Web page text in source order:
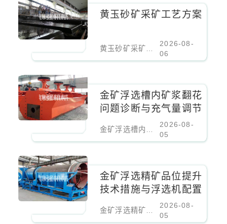
黄玉砂矿采矿工艺方案
2026-08-
06
​金矿浮选槽内矿浆翻花
问题诊断与充气量调节
2026-08-
05
金矿浮选精矿品位提升
技术措施与浮选机配置
2026-08-
05